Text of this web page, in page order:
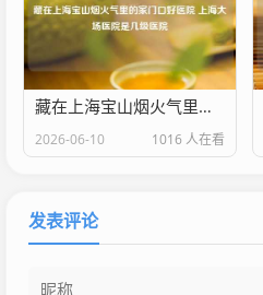
藏在上海宝山烟火气里的家门口好医院 上海大场医院是几级医院
2026-06-10 1016 人在看
发表评论